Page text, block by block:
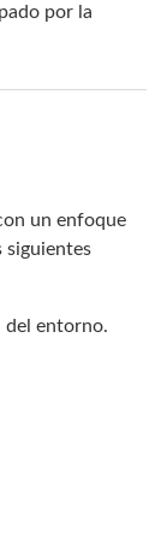
por la
un enfoque
siguientes
del entorno.